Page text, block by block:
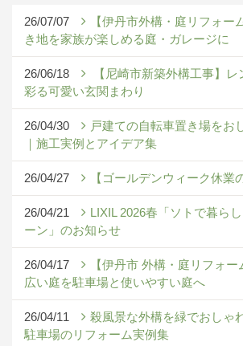
26/07/07
【伊丹市外構・庭リフォー
き地を家族が楽しめる庭・ガレージに
26/06/18
【尼崎市新築外構工事】
彩る可愛い玄関まわり
26/04/30
戸建ての自転車置き場をお
｜施工実例とアイデア集
26/04/27 【ゴールデンウィーク休業
26/04/21
LIXIL 2026春「ソトで暮ら
ーン」のお知らせ
26/04/17
【伊丹市 外構・庭リフォ
広い庭を駐車場と使いやすい庭へ
26/04/11
殺風景な外構を緑でおしゃ
駐車場のリフォーム実例集